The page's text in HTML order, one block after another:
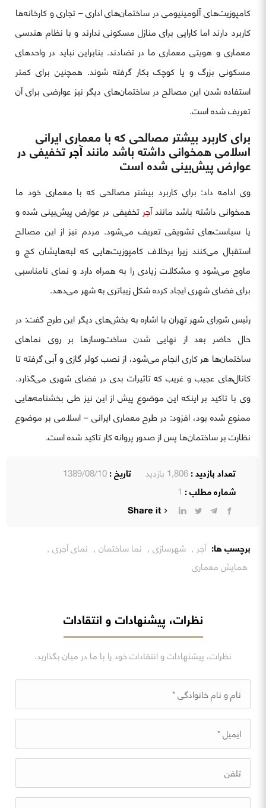
کامپوزیت‌های آلومینیومی در ساختمان‌های اداری – تجاری و کارخانه‌ها
کاربرد دارند اما کارایی برای منازل مسکونی ندارند و با نظام هندسی
معماری و هویتی معماری ما در تضادند. بنابراین نباید در واحدهای
مسکونی بزرگ و یا کوچک بکار گرفته شوند. همچنین برای کمتر
استفاده شدن این مصالح در ساختمان‌های دیگر نیز عوارضی برای آن
تعریف شده است.
برای کاربرد بیشتر مصالحی که با معماری ایرانی
اسلامی همخوانی داشته باشد مانندآجرتخفیفی در
عوارض پیش‌بینی شده است
وی ادامه داد: برای کاربرد بیشتر مصالحی که با معماری خود ما
همخوانی داشته باشد مانندآجرتخفیفی در عوارض پیش‌بینی شده و
یا سیاست‌های تشویقی تعریف می‌شود. مردم نیز از این مصالح
استقبال می‌کنند زیرا برخلاف کامپوزیت‌هایی که لبه‌هایشان کج و
ماوج می‌شود و مشکلات زیادی را به همراه دارد و نمای نامناسبی
برای فضای شهری ایجاد کرده شکل زیباتری به شهر می‌دهد.
رئیس شورای شهر تهران با اشاره به بخش‌های دیگر این طرح گفت: در
حال حاضر بعد از نهایی شدن ساخت‌وسازها بر روی نماهای
ساختمان‌ها هر کاری انجام می‌شود، از نصب کولر گازی و آبی گرفته تا
کانال‌های عجیب و غریب که تاثیرات بدی در فضای شهری می‌گذارد.
وی با تاکید بر اینکه این موضوع پیش از این نیز طی بخشنامه‌هایی
ممنوع شده بود، افزود: در طرح معماری ایرانی – اسلامی بر موضوع
نظارت بر ساختمان‌ها پس از صدور پروانه کار تاکید شده است.
تعداد بازدید :1,806 بازدید تاریخ :1389/08/10
شماره مطلب : 1
Share it
برچسب ها: آجر, شهرسازی, نما ساختمان, نمای آجری,
همایش معماری
نظرات، پیشنهادات و انتقادات
نظرات، پیشنهادات و انتقادات خود را با ما در میان بگذارید.